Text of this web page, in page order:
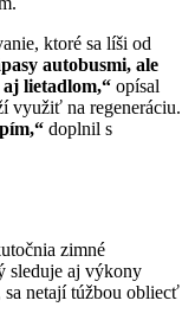
ktoré sa líši od
autobusmi, ale
lietadlom,“ opísal
využiť na regeneráciu.
doplnil s
zimné
sleduje aj výkony
netají túžbou obliecť